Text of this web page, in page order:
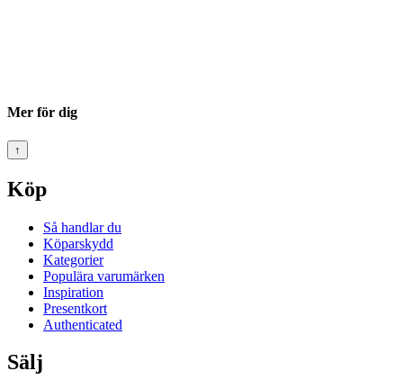
Mer för dig
↑
Köp
Så handlar du
Köparskydd
Kategorier
Populära varumärken
Inspiration
Presentkort
Authenticated
Sälj